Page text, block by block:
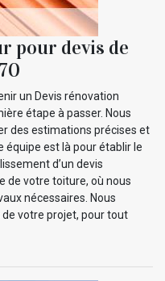
pour devis de
un Devis rénovation
étape à passer. Nous
des estimations précises et
équipe est là pour établir le
d’un devis
de votre toiture, où nous
nécessaires. Nous
votre projet, pour tout